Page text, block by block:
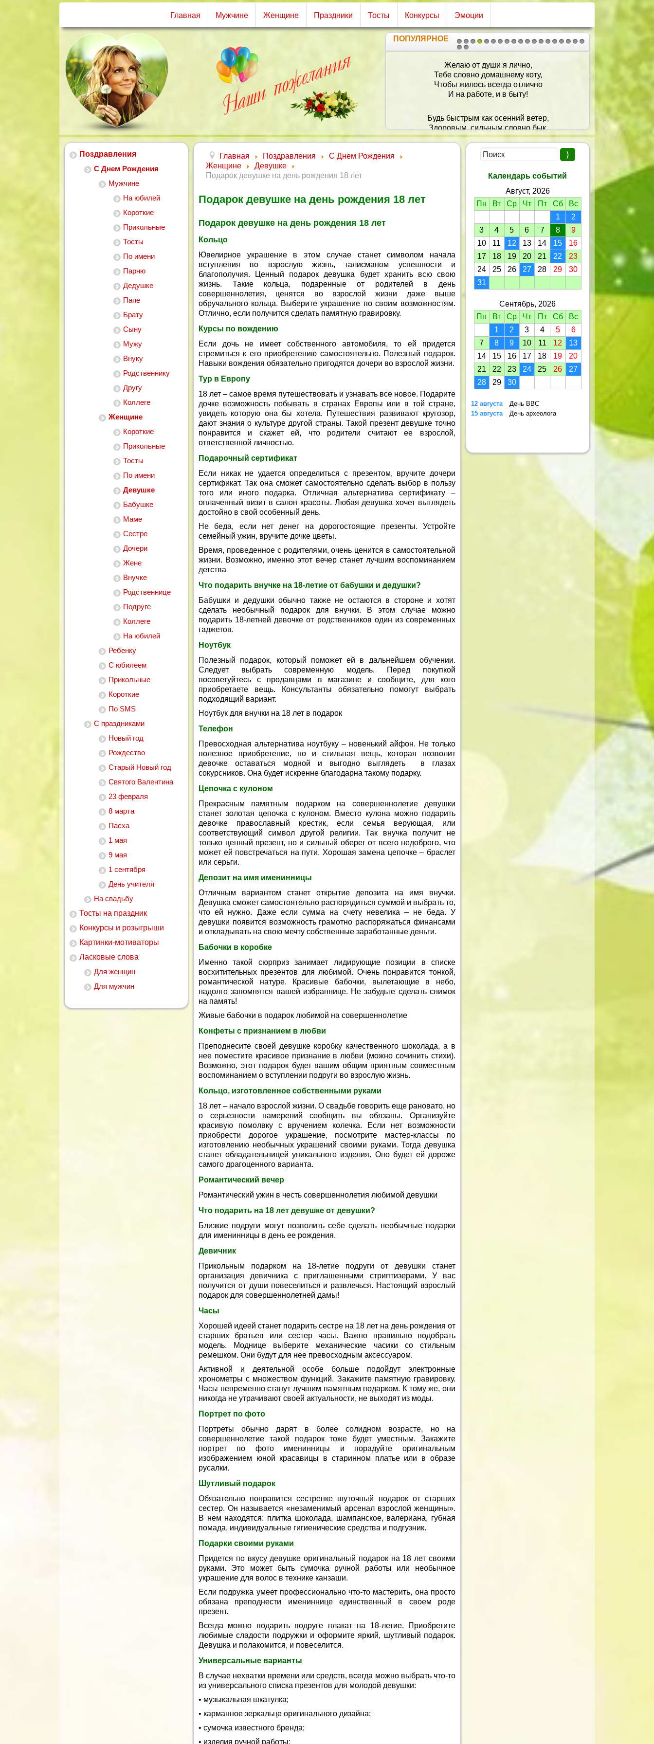
Главная Мужчине Женщине Праздники Тосты Конкурсы Эмоции
1 2
2021
ПОПУЛЯРНОЕ
Желаю от души я лично,
Тебе словно домашнему коту,
Чтобы жилось всегда отлично
И на работе, и в быту!
Будь быстрым как осенний ветер,
Здоровым, сильным словно бык,
А также чтоб при всем при этом
Еще и классный был мужик!
Поздравления
С Днем Рождения
Мужчине
На юбилей
Короткие
Прикольные
Тосты
По имени
Парню
Дедушке
Папе
Брату
Сыну
Мужу
Внуку
Родственнику
Другу
Коллеге
Женщине
Короткие
Прикольные
Тосты
По имени
Девушке
Бабушке
Маме
Сестре
Дочери
Жене
Внучке
Родственнице
Подруге
Коллеге
На юбилей
Ребенку
С юбилеем
Прикольные
Короткие
По SMS
С праздниками
Новый год
Рождество
Старый Новый год
Святого Валентина
23 февраля
8 марта
Пасха
1 мая
9 мая
1 сентября
День учителя
На свадьбу
Тосты на праздник
Конкурсы и розыгрыши
Картинки-мотиваторы
Ласковые слова
Для женщин
Для мужчин
Главная Поздравления
С Днем Рождения
Женщине
Девушке
Подарок девушке на день рождения 18 лет
Подарок девушке на день рождения 18 лет
Подарок девушке на день рождения 18 лет
Кольцо
Ювелирное украшение в этом случае станет символом начала
вступления во взрослую жизнь, талисманом успешности и
благополучия. Ценный подарок девушка будет хранить всю свою
жизнь. Такие кольца, подаренные от родителей в день
совершеннолетия, ценятся во взрослой жизни даже выше
обручального кольца. Выберите украшение по своим возможностям.
Отлично, если получится сделать памятную гравировку.
Курсы по вождению
Если дочь не имеет собственного автомобиля, то ей придется
стремиться к его приобретению самостоятельно. Полезный подарок.
Навыки вождения обязательно пригодятся дочери во взрослой жизни.
Тур в Европу
18 лет – самое время путешествовать и узнавать все новое. Подарите
дочке возможность побывать в странах Европы или в той стране,
увидеть которую она бы хотела. Путешествия развивают кругозор,
дают знания о культуре другой страны. Такой презент девушке точно
понравится и скажет ей, что родители считают ее взрослой,
ответственной личностью.
Подарочный сертификат
Если никак не удается определиться с презентом, вручите дочери
сертификат. Так она сможет самостоятельно сделать выбор в пользу
того или иного подарка. Отличная альтернатива сертификату –
оплаченный визит в салон красоты. Любая девушка хочет выглядеть
достойно в свой особенный день.
Не беда, если нет денег на дорогостоящие презенты. Устройте
семейный ужин, вручите дочке цветы.
Время, проведенное с родителями, очень ценится в самостоятельной
жизни. Возможно, именно этот вечер станет лучшим воспоминанием
детства
Что подарить внучке на 18-летие от бабушки и дедушки?
Бабушки и дедушки обычно также не остаются в стороне и хотят
сделать необычный подарок для внучки. В этом случае можно
подарить 18-летней девочке от родственников один из современных
гаджетов.
Ноутбук
Полезный подарок, который поможет ей в дальнейшем обучении.
Следует выбрать современную модель. Перед покупкой
посоветуйтесь с продавцами в магазине и сообщите, для кого
приобретаете вещь. Консультанты обязательно помогут выбрать
подходящий вариант.
Ноутбук для внучки на 18 лет в подарок
Телефон
Превосходная альтернатива ноутбуку – новенький айфон. Не только
полезное приобретение, но и стильная вещь, которая позволит
девочке оставаться модной и выгодно выглядеть в глазах
сокурсников. Она будет искренне благодарна такому подарку.
Цепочка с кулоном
Прекрасным памятным подарком на совершеннолетие девушки
станет золотая цепочка с кулоном. Вместо кулона можно подарить
девочке православный крестик, если семья верующая, или
соответствующий символ другой религии. Так внучка получит не
только ценный презент, но и сильный оберег от всего недоброго, что
может ей повстречаться на пути. Хорошая замена цепочке – браслет
или серьги.
Депозит на имя именинницы
Отличным вариантом станет открытие депозита на имя внучки.
Девушка сможет самостоятельно распорядиться суммой и выбрать то,
что ей нужно. Даже если сумма на счету невелика – не беда. У
девушки появится возможность грамотно распоряжаться финансами
и откладывать на свою мечту собственные заработанные деньги.
Бабочки в коробке
Именно такой сюрприз занимает лидирующие позиции в списке
восхитительных презентов для любимой. Очень понравится тонкой,
романтической натуре. Красивые бабочки, вылетающие в небо,
надолго запомнятся вашей избраннице. Не забудьте сделать снимок
на память!
Живые бабочки в подарок любимой на совершеннолетие
Конфеты с признанием в любви
Преподнесите своей девушке коробку качественного шоколада, а в
нее поместите красивое признание в любви (можно сочинить стихи).
Возможно, этот подарок будет вашим общим приятным совместным
воспоминанием о вступлении подруги во взрослую жизнь.
Кольцо, изготовленное собственными руками
18 лет – начало взрослой жизни. О свадьбе говорить еще рановато, но
о серьезности намерений сообщить вы обязаны. Организуйте
красивую помолвку с вручением колечка. Если нет возможности
приобрести дорогое украшение, посмотрите мастер-классы по
изготовлению необычных украшений своими руками. Тогда девушка
станет обладательницей уникального изделия. Оно будет ей дороже
самого драгоценного варианта.
Романтический вечер
Романтический ужин в честь совершеннолетия любимой девушки
Что подарить на 18 лет девушке от девушки?
Близкие подруги могут позволить себе сделать необычные подарки
для именинницы в день ее рождения.
Девичник
Прикольным подарком на 18-летие подруги от девушки станет
организация девичника с приглашенными стриптизерами. У вас
получится от души повеселиться и развлечься. Настоящий взрослый
подарок для совершеннолетней дамы!
Часы
Хорошей идеей станет подарить сестре на 18 лет на день рождения от
старших братьев или сестер часы. Важно правильно подобрать
модель. Моднице выберите механические часики со стильным
ремешком. Они будут для нее превосходным аксессуаром.
Активной и деятельной особе больше подойдут электронные
хронометры с множеством функций. Закажите памятную гравировку.
Часы непременно станут лучшим памятным подарком. К тому же, они
никогда не утрачивают своей актуальности, не выходят из моды.
Портрет по фото
Портреты обычно дарят в более солидном возрасте, но на
совершеннолетие такой подарок тоже будет уместным. Закажите
портрет по фото именинницы и порадуйте оригинальным
изображением юной красавицы в старинном платье или в образе
русалки.
Шутливый подарок
Обязательно понравится сестренке шуточный подарок от старших
сестер. Он называется «незаменимый арсенал взрослой женщины».
В нем находятся: плитка шоколада, шампанское, валериана, губная
помада, индивидуальные гигиенические средства и подгузник.
Подарки своими руками
Придется по вкусу девушке оригинальный подарок на 18 лет своими
руками. Это может быть сумочка ручной работы или необычное
украшение для волос в технике канзаши.
Если подружка умеет профессионально что-то мастерить, она просто
обязана преподнести имениннице единственный в своем роде
презент.
Всегда можно подарить подруге плакат на 18-летие. Приобретите
любимые сладости подружки и оформите яркий, шутливый подарок.
Девушка и полакомится, и повеселится.
Универсальные варианты
В случае нехватки времени или средств, всегда можно выбрать что-то
из универсального списка презентов для молодой девушки:
• музыкальная шкатулка;
• карманное зеркальце оригинального дизайна;
• сумочка известного бренда;
• изделия ручной работы;
Календарь событий
Август, 2026
Пн
Вт Ср Чт Пт Сб
Вс
1
2
3
4 5 6 7 8
9
10
11 12 13 14 15
16
17
18 19 20 21 22
23
24
25 26 27 28 29
30
31
Сентябрь, 2026
Пн
Вт Ср Чт Пт Сб
Вс
1
2 3 4 5
6
7
8 9 10 11 12
13
14
15 16 17 18 19
20
21
22 23 24 25 26
27
28
29 30
12 августа
День ВВС
15 августа
День археолога